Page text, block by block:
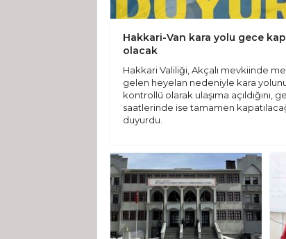
Hakkari-Van kara yolu gece
olacak
Hakkari Valiliği, Akçalı mevkiinde
gelen heyelan nedeniyle kara
kontrollü olarak ulaşıma açıldığını,
saatlerinde ise tamamen
duyurdu.